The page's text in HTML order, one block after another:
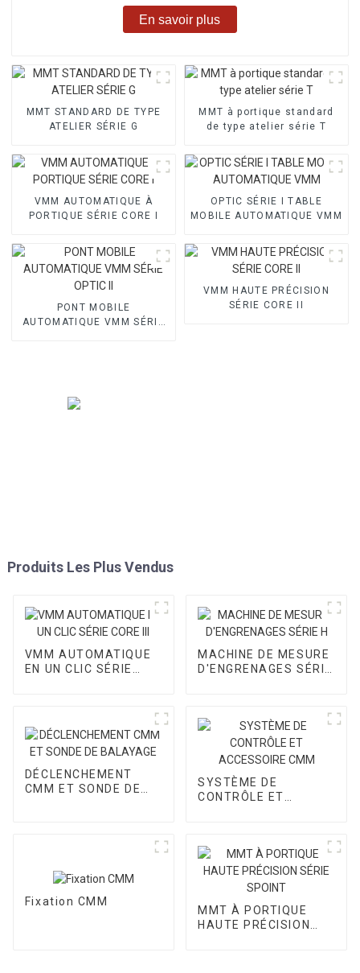
En savoir plus
MMT STANDARD DE TYPE
ATELIER SÉRIE G
MMT à portique standard
de type atelier série T
VMM AUTOMATIQUE À
PORTIQUE SÉRIE CORE I
OPTIC SÉRIE I TABLE
MOBILE AUTOMATIQUE VMM
PONT MOBILE
AUTOMATIQUE VMM SÉRIE
VMM HAUTE PRÉCISION
SÉRIE CORE II
Produits Les Plus Vendus
VMM AUTOMATIQUE
EN UN CLIC SÉRIE
MACHINE DE MESURE
D'ENGRENAGES SÉRIE
DÉCLENCHEMENT
CMM ET SONDE DE
SYSTÈME DE
CONTRÔLE ET
Fixation CMM
MMT À PORTIQUE
HAUTE PRÉCISION